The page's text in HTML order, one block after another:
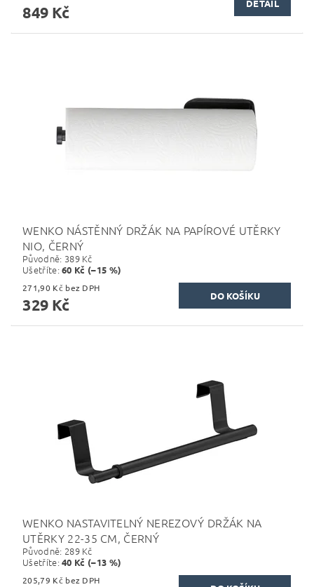
849 Kč DETAIL
WENKO NÁSTĚNNÝ DRŽÁK NA PAPÍROVÉ UTĚRKY
NIO, ČERNÝ
Původně: 389 Kč
Ušetříte:60 Kč (–15 %)
271,90 Kč bez DPH
329 Kč
WENKO NASTAVITELNÝ NEREZOVÝ DRŽÁK NA
UTĚRKY 22-35 CM, ČERNÝ
Původně: 289 Kč
Ušetříte:40 Kč (–13 %)
205,79 Kč bez DPH